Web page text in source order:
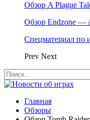
Обзор A Plague
Обзор Endzone —
Спецматериал по
Prev Next
Главная
Обзоры